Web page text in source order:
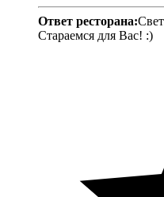
Ответ ресторана:
Стараемся для Вас! :)